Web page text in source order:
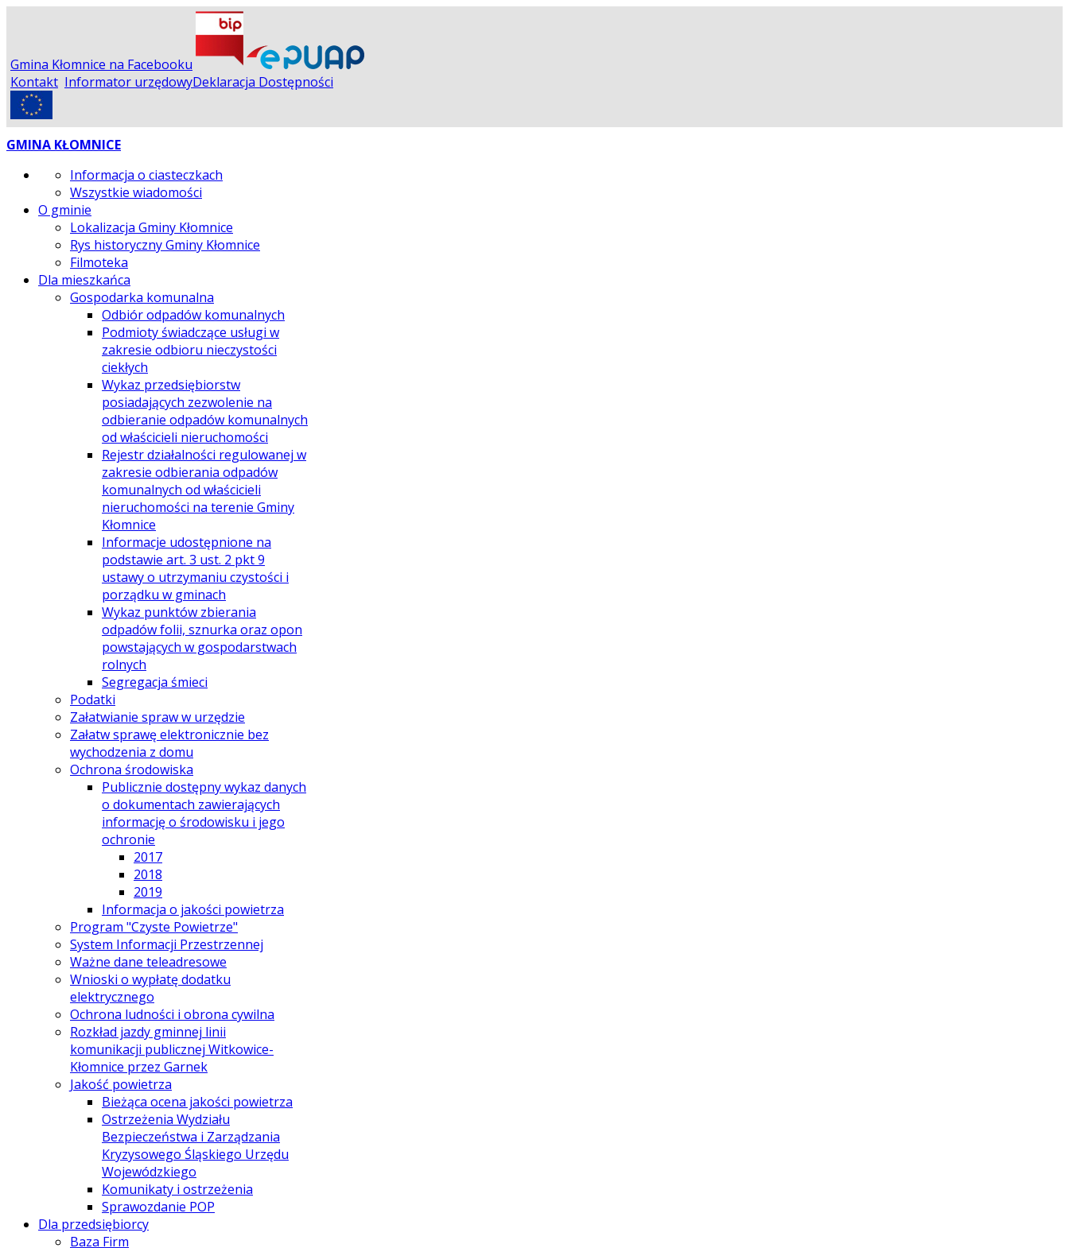
Gmina Kłomnice na Facebooku
Kontakt Informator urzędowyDeklaracja Dostępności
GMINA KŁOMNICE
Informacja o ciasteczkach
Wszystkie wiadomości
O gminie
Lokalizacja Gminy Kłomnice
Rys historyczny Gminy Kłomnice
Filmoteka
Dla mieszkańca
Gospodarka komunalna
Odbiór odpadów komunalnych
Podmioty świadczące usługi w
zakresie odbioru nieczystości
ciekłych
Wykaz przedsiębiorstw
posiadających zezwolenie na
odbieranie odpadów komunalnych
od właścicieli nieruchomości
Rejestr działalności regulowanej w
zakresie odbierania odpadów
komunalnych od właścicieli
nieruchomości na terenie Gminy
Kłomnice
Informacje udostępnione na
podstawie art. 3 ust. 2 pkt 9
ustawy o utrzymaniu czystości i
porządku w gminach
Wykaz punktów zbierania
odpadów folii, sznurka oraz opon
powstających w gospodarstwach
rolnych
Segregacja śmieci
Podatki
Załatwianie spraw w urzędzie
Załatw sprawę elektronicznie bez
wychodzenia z domu
Ochrona środowiska
Publicznie dostępny wykaz danych
o dokumentach zawierających
informację o środowisku i jego
ochronie
2017
2018
2019
Informacja o jakości powietrza
Program "Czyste Powietrze"
System Informacji Przestrzennej
Ważne dane teleadresowe
Wnioski o wypłatę dodatku
elektrycznego
Ochrona ludności i obrona cywilna
Rozkład jazdy gminnej linii
komunikacji publicznej Witkowice-
Kłomnice przez Garnek
Jakość powietrza
Bieżąca ocena jakości powietrza
Ostrzeżenia Wydziału
Bezpieczeństwa i Zarządzania
Kryzysowego Śląskiego Urzędu
Wojewódzkiego
Komunikaty i ostrzeżenia
Sprawozdanie POP
Dla przedsiębiorcy
Baza Firm